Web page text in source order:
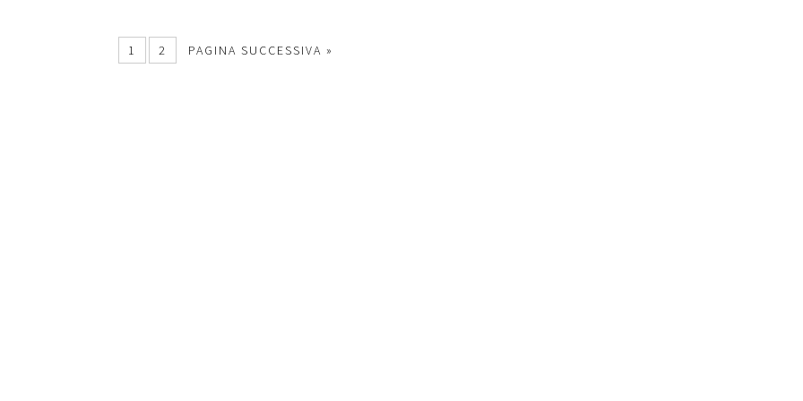
1 2 PAGINA SUCCESSIVA »